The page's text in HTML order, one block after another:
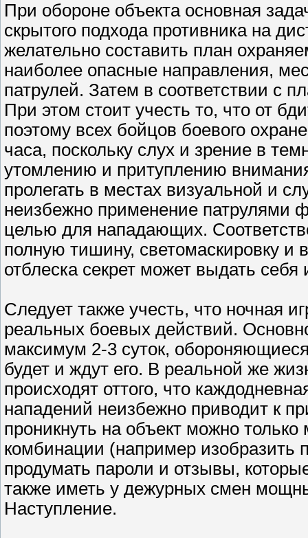
При обороне объекта основная
скрытого подхода противника на
желательно составить план
наиболее опасные направления,
патрулей. Затем в соответствии с
При этом стоит учесть то, что от
поэтому всех бойцов боевого
часа, поскольку слух и зрение в
утомлению и притуплению
пролегать в местах визуальной и
неизбежно применение патрулями
целью для нападающих.
полную тишину, светомаскировку и
отблеска секрет может выдать себя
Следует также учесть, что ночная
реальных боевых действий.
максимум 2-3 суток,
будет и ждут его. В реальной же
происходят оттого, что
нападений неизбежно приводит к
проникнуть на объект можно
комбинации (например изобразить
продумать пароли и отзывы,
также иметь у дежурных смен
Наступление.